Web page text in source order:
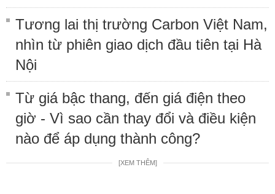
Tương lai thị trường Carbon Việt Nam,
nhìn từ phiên giao dịch đầu tiên tại Hà
Nội
Từ giá bậc thang, đến giá điện theo
giờ - Vì sao cần thay đổi và điều kiện
nào để áp dụng thành công?
[XEM THÊM]